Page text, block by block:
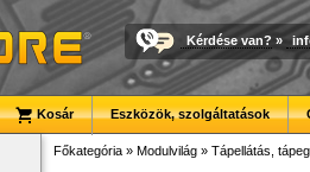
Kérdése van? »
Kosár Eszközök, szolgáltatások
Főkategória » Modulvilág » Tápellátás,